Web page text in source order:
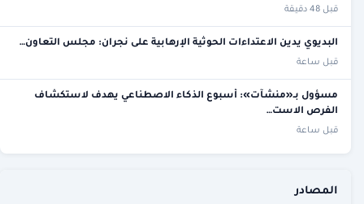
قبل 48 دقيقة
البديوي يدين الاعتداءات الحوثية الإرهابية على نجران: مجلس التعاون…
قبل ساعة
مسؤول بـ«منشآت»: أسبوع الذكاء الاصطناعي يهدف لاستكشاف
الفرص الاست…
قبل ساعة
المصادر